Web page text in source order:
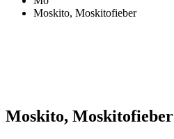
Moskito, Moskitofieber
Moskito, Moskitofieber